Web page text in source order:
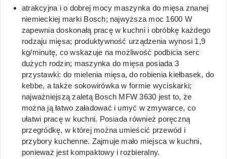
atrakcyjna i o dobrej mocy maszynka do mięsa znanej
niemieckiej marki Bosch; najwyższa moc 1600 W
zapewnia doskonałą pracę w kuchni i obróbkę każdego
rodzaju mięsa; produktywność urządzenia wynosi 1,9
kg/minutę, co wskazuje na możliwość podbicia serc
dużych rodzin; maszynka do mięsa posiada 3
przystawki: do mielenia mięsa, do robienia kiełbasek, do
kebbe, a także sokowirówka w formie wyciskarki;
najważniejszą zaletą Bosch MFW 3630 jest to, że
można ją łatwo załadować i umyć w zmywarce, co
ułatwi pracę w kuchni. Posiada również poręczną
przegródkę, w której można umieścić przewód i
przybory kuchenne. Zajmuje mało miejsca w kuchni,
ponieważ jest kompaktowy i rozbieralny.